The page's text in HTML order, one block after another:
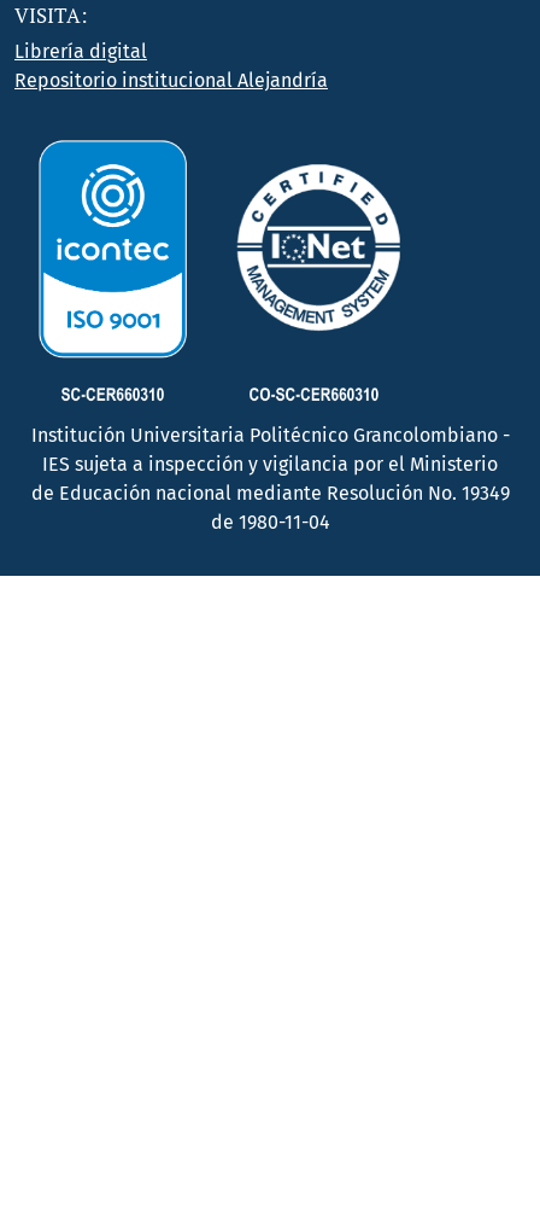
VISITA:
Librería digital
Repositorio institucional Alejandría
Institución Universitaria Politécnico Grancolombiano -
IES sujeta a inspección y vigilancia por el Ministerio
de Educación nacional mediante Resolución No. 19349
de 1980-11-04